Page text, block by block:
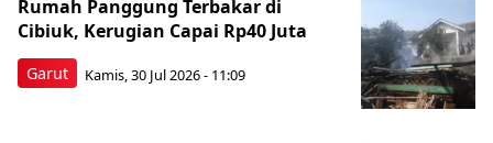
Garut
Rumah Panggung Terbakar di
Cibiuk, Kerugian Capai Rp40 Juta
Kamis, 30 Jul 2026 - 11:09